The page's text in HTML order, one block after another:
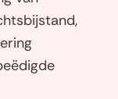
s
a
p
p
e
d
n